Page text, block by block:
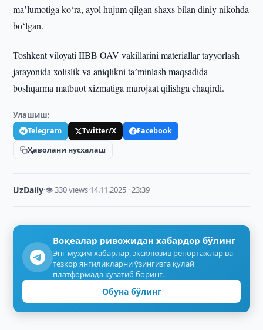
maʼlumotiga ko‘ra, ayol hujum qilgan shaxs bilan diniy nikohda
bo‘lgan.
Toshkent viloyati IIBB OAV vakillarini materiallar tayyorlash
jarayonida xolislik va aniqlikni taʼminlash maqsadida
boshqarma matbuot xizmatiga murojaat qilishga chaqirdi.
Улашиш:
Telegram Twitter/X
Facebook
Ҳаволани нусхалаш
UzDaily·👁 330 views·14.11.2025 · 23:39
Воқеалар ривожидан хабардор бўлинг
Энг муҳим хабарлар, эксклюзив репортажлар ва
тезкор янгиликларни ўзингизга қулай
платформада кузатиб боринг.
Обуна бўлинг